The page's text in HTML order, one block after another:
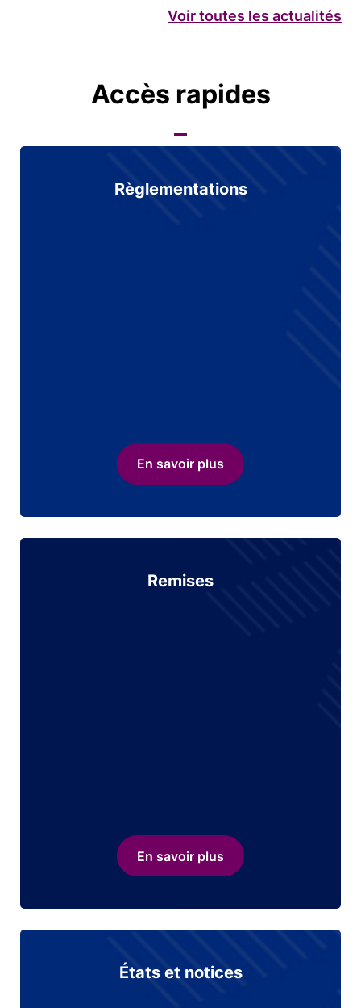
Voir toutes les actualités
Accès rapides
Règlementations
En savoir plus
Remises
En savoir plus
États et notices